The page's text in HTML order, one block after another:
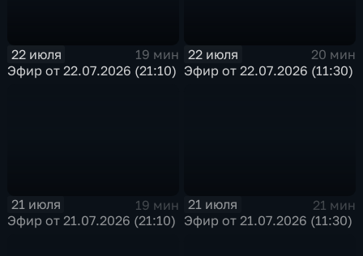
22 июля
19 мин
Эфир от 22.07.2026 (21:10)
22 июля
20 мин
Эфир от 22.07.2026 (11:30)
21 июля
19 мин
Эфир от 21.07.2026 (21:10)
21 июля
21 мин
Эфир от 21.07.2026 (11:30)